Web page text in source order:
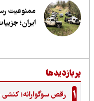
ممنوعیت رسمی
ایران؛ جزییات
رقص سوگوارانه؛ کنشی